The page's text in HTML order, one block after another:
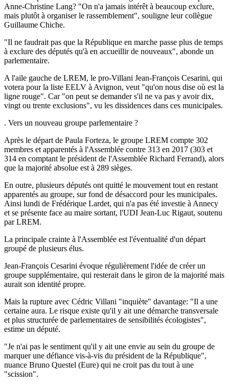
Anne-Christine Lang? "On n'a jamais intérêt à beaucoup exclure,
mais plutôt à organiser le rassemblement", souligne leur collègue
Guillaume Chiche.
"Il ne faudrait pas que la République en marche passe plus de temps
à exclure des députés qu'à en accueillir de nouveaux", abonde un
parlementaire.
A l'aile gauche de LREM, le pro-Villani Jean-François Cesarini, qui
votera pour la liste EELV à Avignon, veut "qu'on nous dise où est la
ligne rouge". Car "on peut se demander s'il ne va pas y avoir dix,
vingt ou trente exclusions", vu les dissidences dans ces municipales.
. Vers un nouveau groupe parlementaire ?
Après le départ de Paula Forteza, le groupe LREM compte 302
membres et apparentés à l'Assemblée contre 313 en 2017 (303 et
314 en comptant le président de l'Assemblée Richard Ferrand), alors
que la majorité absolue est à 289 sièges.
En outre, plusieurs députés ont quitté le mouvement tout en restant
apparentés au groupe, sur fond de désaccord pour les municipales.
Ainsi lundi de Frédérique Lardet, qui n'a pas été investie à Annecy
et se présente face au maire sortant, l'UDI Jean-Luc Rigaut, soutenu
par LREM.
La principale crainte à l'Assemblée est l'éventualité d'un départ
groupé de plusieurs élus.
Jean-François Cesarini évoque régulièrement l'idée de créer un
groupe supplémentaire, qui resterait dans le giron de la majorité mais
aurait son identité propre.
Mais la rupture avec Cédric Villani "inquiète" davantage: "Il a une
certaine aura. Le risque existe qu'il y ait une démarche transversale
et plus structurée de parlementaires de sensibilités écologistes",
estime un député.
"Je n'ai pas le sentiment qu'il y ait une envie au sein du groupe de
marquer une défiance vis-à-vis du président de la République",
nuance Bruno Questel (Eure) qui ne croit pas du tout à une
"scission".